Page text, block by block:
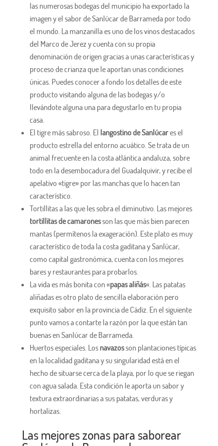
las numerosas bodegas del municipio ha exportado la
imagen y el sabor de Sanlúcar de Barrameda por todo
el mundo. La manzanilla es uno de los vinos destacados
del Marco de Jerez y cuenta con su propia
denominación de origen gracias a unas características y
proceso de crianza que le aportan unas condiciones
únicas. Puedes conocer a fondo los detalles de este
producto visitando alguna de las bodegas y/o
llevándote alguna una para degustarlo en tu propia
casa.
El tigre más sabroso. El langostino de Sanlúcares el
producto estrella del entorno acuático. Se trata de un
animal frecuente en la costa atlántica andaluza, sobre
todo en la desembocadura del Guadalquivir, y recibe el
apelativo «tigre» por las manchas que lo hacen tan
característico.
Tortillitas a las que les sobra el diminutivo. Las mejores
tortillitas de camaronesson las que más bien parecen
mantas (permítenos la exageración). Este plato es muy
característico de toda la costa gaditana y Sanlúcar,
como capital gastronómica, cuenta con los mejores
bares y restaurantes para probarlos.
La vida es más bonita con «papas aliñás«. Las patatas
aliñadas es otro plato de sencilla elaboración pero
exquisito sabor en la provincia de Cádiz. En el siguiente
punto vamos a contarte la razón por la que están tan
buenas en Sanlúcar de Barrameda.
Huertos especiales. Los navazosson plantaciones típicas
en la localidad gaditana y su singularidad está en el
hecho de situarse cerca de la playa, por lo que se riegan
con agua salada. Esta condición le aporta un sabor y
textura extraordinarias a sus patatas, verduras y
hortalizas.
Las mejores zonas para saborear